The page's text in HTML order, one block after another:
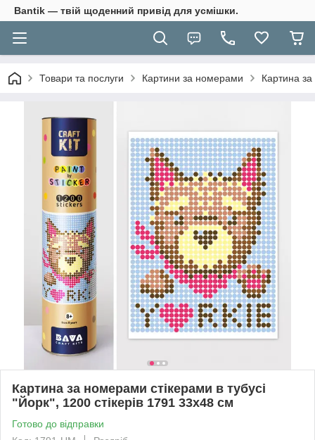
Bantik — твій щоденний привід для усмішки.
Товари та послуги Картини за номерами Картина
Картина за номерами стікерами в тубусі
"Йорк", 1200 стікерів 1791 33х48 см
Готово до відправки